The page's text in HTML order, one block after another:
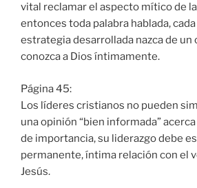
vital reclamar el aspecto mítico de
entonces toda palabra hablada,
estrategia desarrollada nazca de un
conozca a Dios íntimamente.
Página 45:
Los líderes cristianos no pueden
una opinión “bien informada”
de importancia, su liderazgo debe
permanente, íntima relación con el
Jesús.